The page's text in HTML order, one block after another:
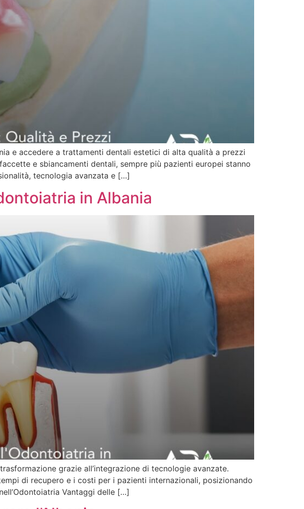
e accedere a trattamenti dentali estetici di alta qualità a prezzi
e sbiancamenti dentali, sempre più pazienti europei stanno
tecnologia avanzata e […]
in Albania
grazie all’integrazione di tecnologie avanzate.
di recupero e i costi per i pazienti internazionali, posizionando
Vantaggi delle […]